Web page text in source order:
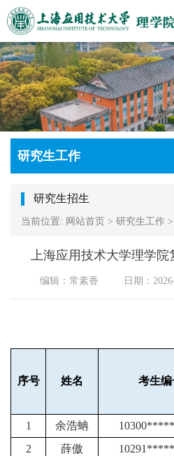
研究生工作
研究生招生
当前位置: 网站首页 > 研究生工作 >
上海应用技术大学理学院
编辑：常素香 日期：
序号 姓名
考生编
1 余浩蚺
2
薛傲